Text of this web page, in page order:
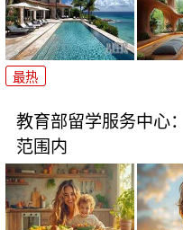
最热
教育部留学服务中心
范围内